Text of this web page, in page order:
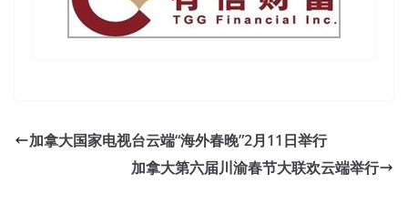
加拿大国家电视台云端“海外春晚”2月11日举行
加拿大第六届川渝春节大联欢云端举行